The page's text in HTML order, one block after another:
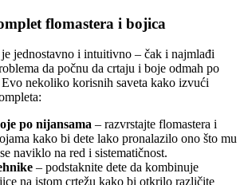
flomastera i bojica
jednostavno i intuitivno – čak i najmlađi
da počnu da crtaju i boje odmah po
nekoliko korisnih saveta kako izvući
po nijansama – razvrstajte flomastera i
kako bi dete lako pronalazilo ono što mu
naviklo na red i sistematičnost.
– podstaknite dete da kombinuje
na istom crtežu kako bi otkrilo različite